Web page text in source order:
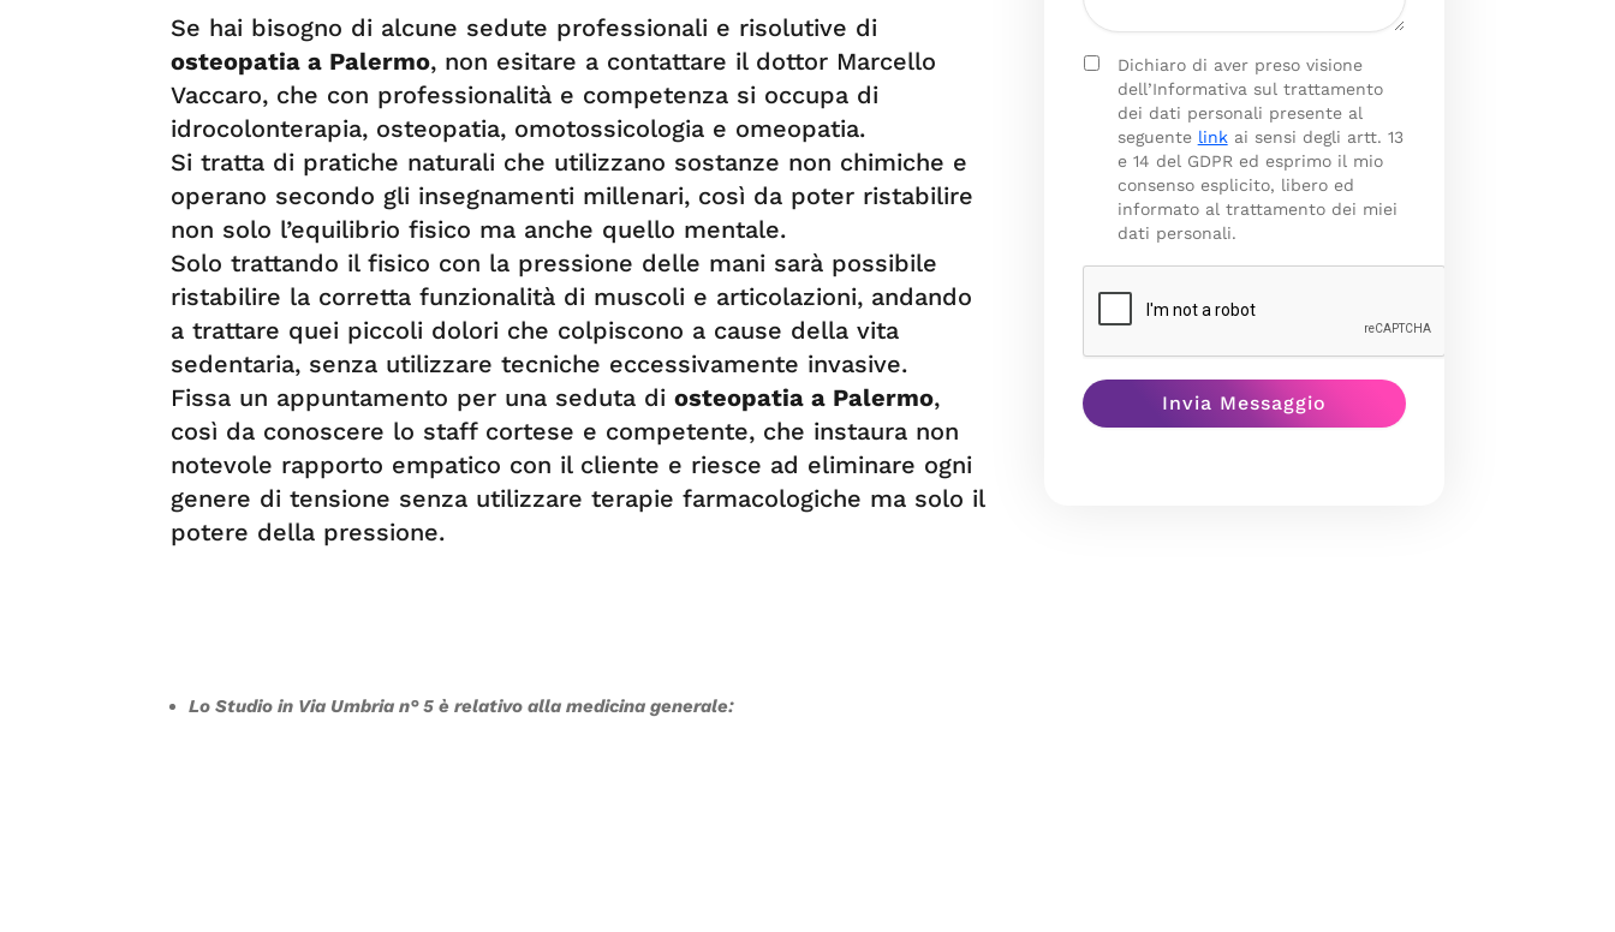
Se hai bisogno di alcune sedute professionali e risolutive di
osteopatia a Palermo, non esitare a contattare il dottor Marcello
Vaccaro, che con professionalità e competenza si occupa di
idrocolonterapia, osteopatia, omotossicologia e omeopatia.
Si tratta di pratiche naturali che utilizzano sostanze non chimiche e
operano secondo gli insegnamenti millenari, così da poter ristabilire
non solo l’equilibrio fisico ma anche quello mentale.
Solo trattando il fisico con la pressione delle mani sarà possibile
ristabilire la corretta funzionalità di muscoli e articolazioni, andando
a trattare quei piccoli dolori che colpiscono a cause della vita
sedentaria, senza utilizzare tecniche eccessivamente invasive.
Fissa un appuntamento per una seduta di osteopatia a Palermo,
così da conoscere lo staff cortese e competente, che instaura non
notevole rapporto empatico con il cliente e riesce ad eliminare ogni
genere di tensione senza utilizzare terapie farmacologiche ma solo il
potere della pressione.
Lo Studio in Via Umbria n° 5 è relativo alla medicina generale:
Dichiaro di aver preso visione
dell’Informativa sul trattamento
dei dati personali presente al
seguente linkai sensi degli artt. 13
e 14 del GDPR ed esprimo il mio
consenso esplicito, libero ed
informato al trattamento dei miei
dati personali.